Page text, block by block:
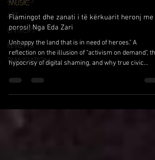
ART
ENTROPY
REVIEWS
TRANSLATION
MUSIC
Flamingot dhe zanati i të kërkuarit heronj me
porosi! Nga Eda Zari
Unhappy the land that is in need of heroes." A
reflection on the illusion of "activism on demand", the
hypocrisy of digital shaming, and why true civic
rivers, our air, and our dignity not just when the fire
reaches our own backyard.